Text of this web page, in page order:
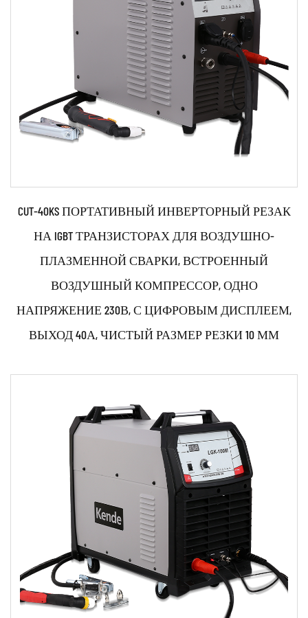
передовую технологию управления инвертором.
●Используя техн...
ЧИТАТЬ ДАЛЕЕ
CUT-40KS ПОРТАТИВНЫЙ ИНВЕРТОРНЫЙ РЕЗАК
НА IGBT ТРАНЗИСТОРАХ ДЛЯ ВОЗДУШНО-
ПЛАЗМЕННОЙ СВАРКИ, ВСТРОЕННЫЙ
ВОЗДУШНЫЙ КОМПРЕССОР, ОДНО
НАПРЯЖЕНИЕ 230В, С ЦИФРОВЫМ ДИСПЛЕЕМ,
ВЫХОД 40А, ЧИСТЫЙ РАЗМЕР РЕЗКИ 10 ММ